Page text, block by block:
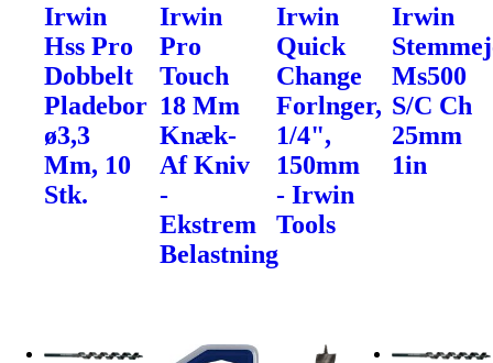
Irwin
Hss Pro
Dobbelt
Pladebor
ø3,3
Mm, 10
Stk.
Irwin
Pro
Touch
18 Mm
Knæk-
Af Kniv
-
Ekstrem
Belastning
Irwin
Quick
Change
Forlnger,
1/4",
150mm
- Irwin
Tools
Irwin
Ms500
S/C Ch
25mm
1in